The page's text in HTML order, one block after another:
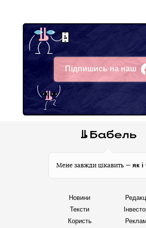
Підпишись на наш
Facebook
Мене завжди цікавить — як
Новини
Тексти
Користь